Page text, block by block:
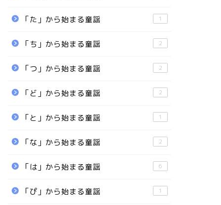
「た」から始まる童謡 1
「ち」から始まる童謡 2
「つ」から始まる童謡 2
「ど」から始まる童謡 2
「と」から始まる童謡 1
「な」から始まる童謡 2
「は」から始まる童謡 6
「ぴ」から始まる童謡 1